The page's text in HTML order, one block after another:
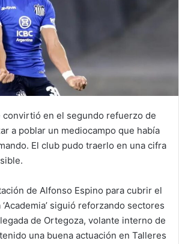
convirtió en el segundo refuerzo de
a poblar un mediocampo que había
El club pudo traerlo en una cifra
de Alfonso Espino para cubrir el
siguió reforzando sectores
de Ortegoza, volante interno de
una buena actuación en Talleres